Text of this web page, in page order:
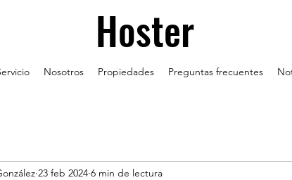
Hoster
Nosotros Propiedades Preguntas frecuentes
23 feb 2024 6 min de lectura